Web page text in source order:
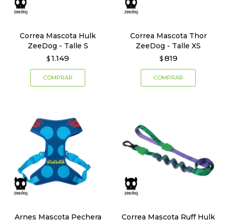
Correa Mascota Hulk
ZeeDog - Talle S
$ 1.149
Correa Mascota Thor
ZeeDog - Talle XS
$ 819
Arnes Mascota Pechera
Correa Mascota Ruff Hulk